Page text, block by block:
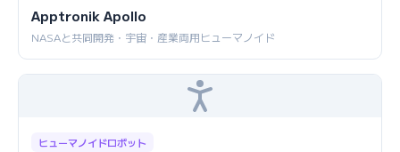
Apptronik Apollo
NASAと共同開発・宇宙・産業両用ヒューマノイド
ヒューマノイドロボット